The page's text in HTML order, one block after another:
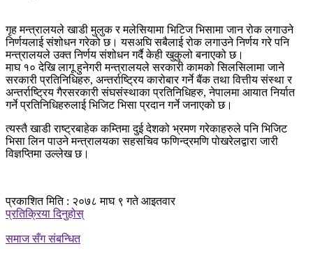
गृह मन्त्रालयले खाडी मुलुक र मलेसियामा भिटिज भिसामा जान रोक लगाउने
निर्णयलाई संशोधन गरेको छ। यसअघि सबैलाई रोक लगाउने निर्णय गरे पनि
मन्त्रालयले उक्त निर्णय संशोधन गर्दै केही खुकुलो बनाएको छ।
माघ १० देखि लागू हुनेगरी मन्त्रालयले सरकारी कामको सिलसिलामा जाने
सरकारी प्रतिनिधिहरु, अन्तर्राष्ट्रिय कारोबार गर्ने बैंक तथा वित्तीय संस्था र
अन्तर्राष्ट्रिय गैरसरकारी संघसंस्थाका प्रतिनिधिहरु, नेपालमा आयात निर्यात
गर्ने प्रतिनिधिहरुलाई भिजिट भिसा प्रदान गर्ने जनाएको छ।
त्‍यस्तै खाडी राष्ट्रबाहेक कम्तिमा दुई देशको भ्रमण गरेकाहरुले पनि भिजिट
भिसा लिन पाउने मन्त्रालयका सहसचिव फणिन्द्रमणि पोखरेलद्वारा जारी
विज्ञप्तिमा उल्लेख छ।
प्रकाशित मिति : २०७८ माघ ९ गते आइतवार
प्रतिक्रिया दिनुहोस्
समाज सँग संबन्धित